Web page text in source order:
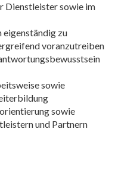
Dienstleister sowie im
eigenständig zu
voranzutreiben
sowie
sowie
und Partnern